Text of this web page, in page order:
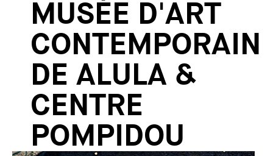
MUSÉE D'ART
CONTEMPORAIN
DE ALULA &
CENTRE
POMPIDOU